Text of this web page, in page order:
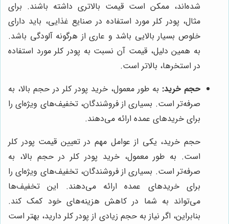
شده‌اند، ممکن است قیمت بالاتری داشته باشند. برای
مثال، پودر کلر مورد استفاده در صنایع غذایی، باید دارای
خلوص بسیار بالایی باشد و عاری از هرگونه آلودگی باشد.
به همین دلیل، قیمت آن نسبت به پودر کلر مورد استفاده
در استخرها، بالاتر است.
حجم خرید: به طور معمول، خرید پودر کلر در حجم بالا، به
صرفه‌تر است. بسیاری از فروشندگان، تخفیف‌های ویژه‌ای را
برای خریدهای عمده ارائه می‌دهند.
حجم خرید، یکی از عوامل مهم در تعیین قیمت پودر کلر
است. به طور معمول، خرید پودر کلر در حجم بالا، به
صرفه‌تر است. بسیاری از فروشندگان، تخفیف‌های ویژه‌ای را
برای خریدهای عمده ارائه می‌دهند. این تخفیف‌ها
می‌تواند به شما در کاهش هزینه‌های خود کمک کند.
بنابراین، اگر نیاز به حجم زیادی از پودر کلر دارید، بهتر است